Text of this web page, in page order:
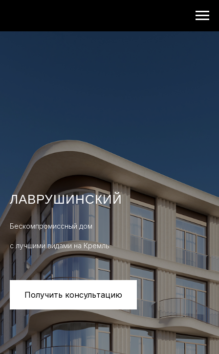
ЛАВРУШИНСКИЙ
Бескомпромиссный дом
с лучшими видами на Кремль
Получить консультацию